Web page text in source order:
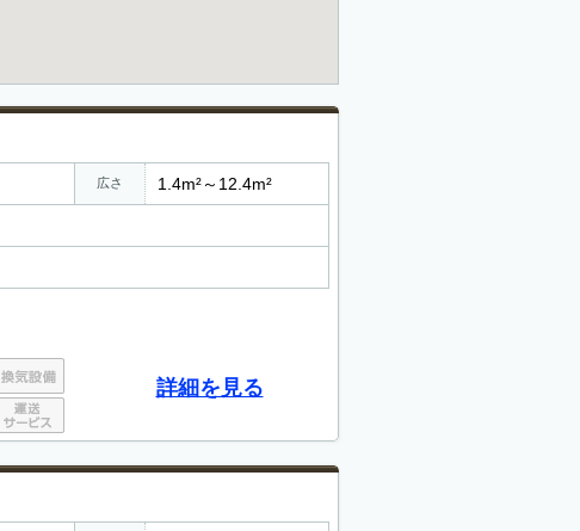
広さ 1.4m²～12.4m²
詳細を見る